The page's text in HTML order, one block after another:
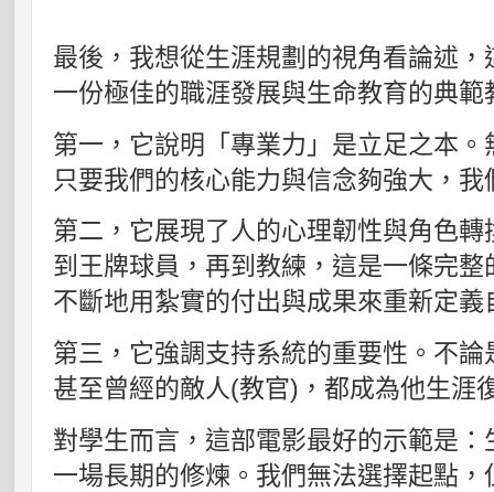
最後，我想從生涯規劃的視角看論述
一份極佳的職涯發展與生命教育的典範
第一，它說明「專業力」是立足之本
只要我們的核心能力與信念夠強大，
第二，它展現了人的心理韌性與角色
到王牌球員，再到教練，這是一條完
不斷地用紮實的付出與成果來重新定義
第三，它強調支持系統的重要性。不
甚至曾經的敵人(教官)，都成為他生涯
對學生而言，這部電影最好的示範是
一場長期的修煉。我們無法選擇起點